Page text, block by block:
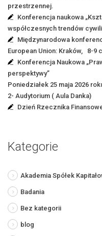
przestrzennej.
Konferencja naukowa
współczesnych trendów
Międzynarodowa
European Union: Kraków, 8-9
Konferencja Naukowa
perspektywy”
Poniedziałek 25 maja 2026
2- Audytorium ( Aula Danka)
Dzień Rzecznika
Kategorie
Akademia Spółek
Badania
Bez kategorii
blog